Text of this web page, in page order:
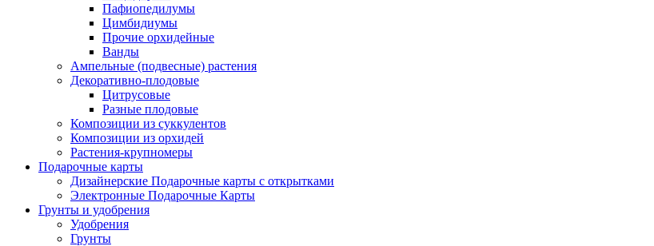
Пафиопедилумы
Цимбидиумы
Прочие орхидейные
Ванды
Ампельные (подвесные) растения
Декоративно-плодовые
Цитрусовые
Разные плодовые
Композиции из суккулентов
Композиции из орхидей
Растения-крупномеры
Подарочные карты
Дизайнерские Подарочные карты с открытками
Электронные Подарочные Карты
Грунты и удобрения
Удобрения
Грунты